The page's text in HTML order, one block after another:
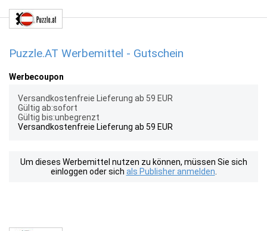
Puzzle.AT Werbemittel - Gutschein
Werbecoupon
Versandkostenfreie Lieferung ab 59 EUR
Gültig ab:sofort
Gültig bis:unbegrenzt
Versandkostenfreie Lieferung ab 59 EUR
Um dieses Werbemittel nutzen zu können, müssen Sie sich
einloggen oder sich als Publisher anmelden